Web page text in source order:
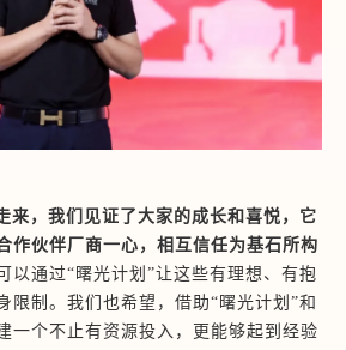
来，我们见证了大家的成长和喜悦，它
作伙伴厂商一心，相互信任为基石所构
以通过“曙光计划”让这些有理想、有抱
限制。我们也希望，借助“曙光计划”和
一个不止有资源投入，更能够起到经验